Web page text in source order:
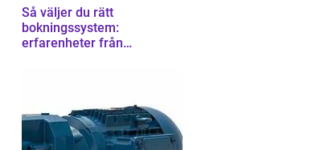
Så väljer du rätt
bokningssystem:
erfarenheter från